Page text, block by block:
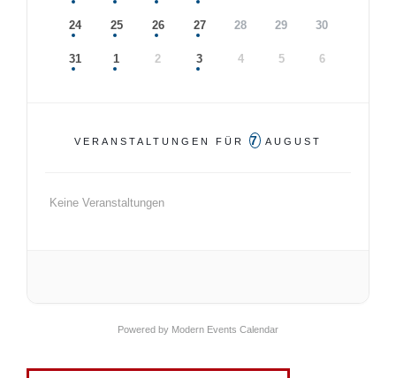
24 25 26 27 28 29 30
31 1 2 3 4 5 6
VERANSTALTUNGEN FÜR 7 AUGUST
Keine Veranstaltungen
Powered by Modern Events Calendar